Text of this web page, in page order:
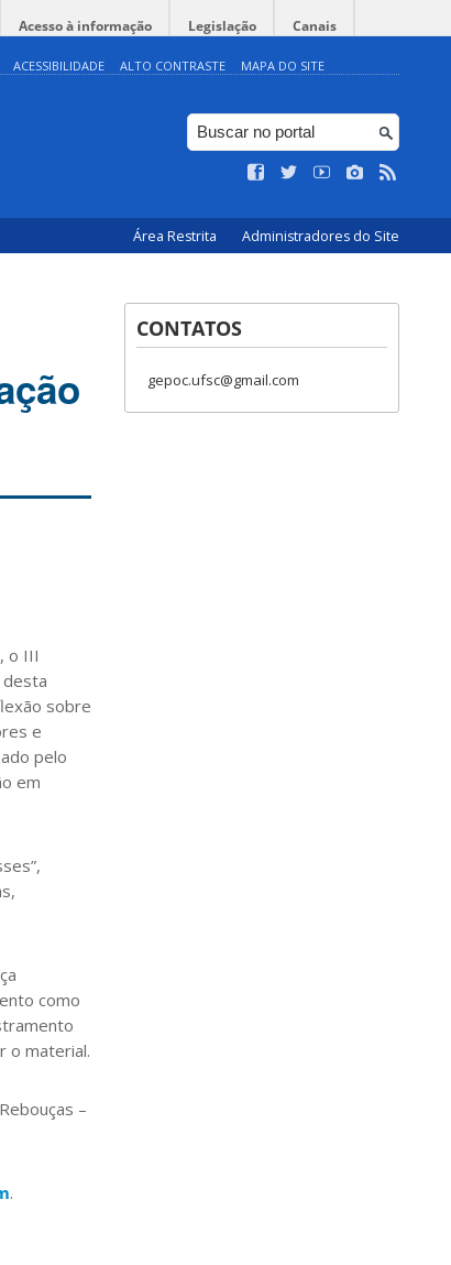
Acesso à informação Legislação Canais
ACESSIBILIDADE ALTO CONTRASTE MAPA DO SITE
Área Restrita Administradores do Site
o III
desta
sobre
e
pelo
em
como
o material.
–
.
CONTATOS
gepoc.ufsc@gmail.com